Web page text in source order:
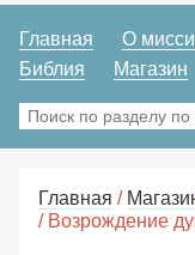
Главная О
Библия
Магазин
Главная /
/ Возрождение